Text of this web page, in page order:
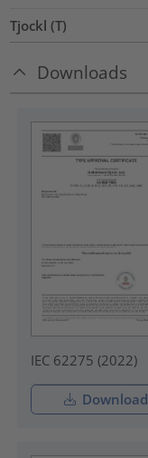
Tjockl (T)
Downloads
IEC 62275 (2022)
Download